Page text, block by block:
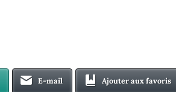
E-mail Ajouter aux favoris